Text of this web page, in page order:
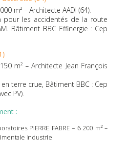
m² – Architecte AADI (64).
pour les accidentés de la route
Bâtiment BBC Effinergie : Cep
m² – Architecte Jean François
terre crue, Bâtiment BBC : Cep
PV).
:
PIERRE FABRE – 6 200 m² –
Industrie